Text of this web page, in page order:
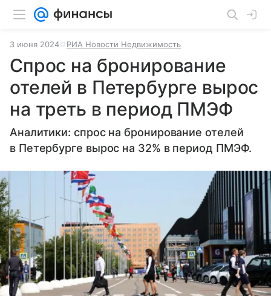
3 июня 2024 РИА Новости Недвижимость
Спрос на бронирование
отелей в Петербурге вырос
на треть в период ПМЭФ
Аналитики: спрос на бронирование отелей
в Петербурге вырос на 32% в период ПМЭФ.